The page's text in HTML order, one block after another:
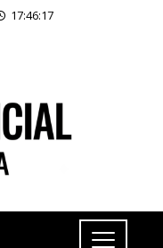
17:46:18